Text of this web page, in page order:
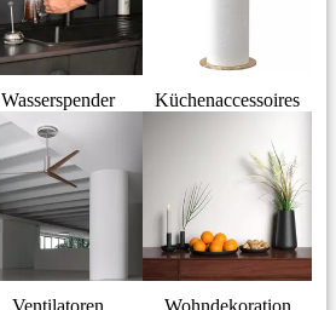
Wasserspender Küchenaccessoires
Ventilatoren Wohndekoration